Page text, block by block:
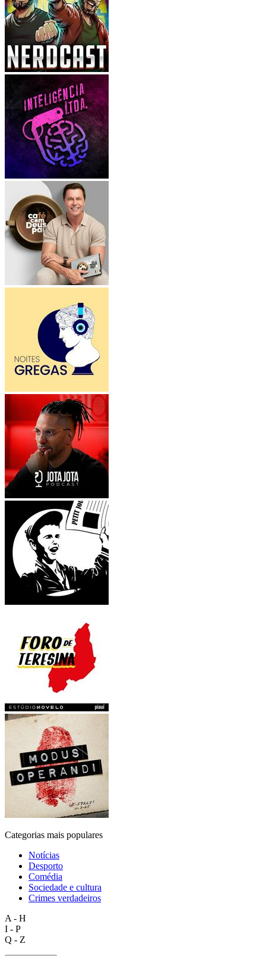
Categorias mais populares
Notícias
Desporto
Comédia
Sociedade e cultura
Crimes verdadeiros
A - H
I - P
Q - Z